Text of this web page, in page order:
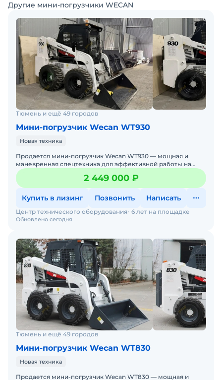
Другие мини-погрузчики WECAN
Тюмень и ещё 49 городов
Мини-погрузчик Wecan WT930
Новая техника
Продается мини-погрузчик Wecan WT930 — мощная и
маневренная спецтехника для эффективной работы на
стройплощадках, дорогах и в коммунальном хозяйстве.
Если вам н
2 449 000 ₽
Купить в лизинг Позвонить Написать
Обновлено сегодня
Центр технического оборудования 6 лет на площадке
Тюмень и ещё 49 городов
Мини-погрузчик Wecan WT830
Новая техника
Продается мини-погрузчик Wecan WT830 — мощная и